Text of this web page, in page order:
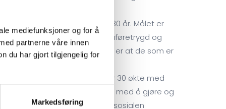
mediefunksjoner og for å
partnerne våre innen
du har gjort tilgjengelig for
Markedsføring
sykemeldte og unge under 30 år. Målet er
er også at færre får uføretrygd og
som er viktig for oss i OFUR er at de som er
med 24 %. De som er under 30 økte med
i matpriser og andre varer er med å gjøre og
jobbe for at ingen må gå på sosialen